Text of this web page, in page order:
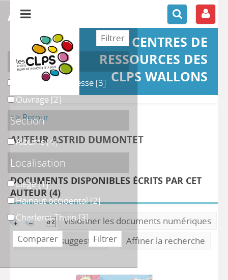
CENTRES DE
RESSOURCES DES
CLPS WALLONS
>> Retour
AUTEUR ASTRID DUMONTET
DOCUMENTS DISPONIBLES ÉCRITS PAR CET
AUTEUR (4)
Visionner les documents numériques
Faire une suggestion
Affiner la recherche
affiner ou comparer
Support
Littérature jeunesse
Littérature jeunesse [3]
Ouvrage
Ouvrage [2]
Section
Albums
Albums[4]
Localisation
Liège
Liège[1]
Hainaut occidental
Hainaut occidental[2]
Charleroi-Thuin
Charleroi-Thuin[3]